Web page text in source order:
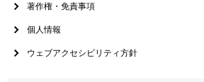
著作権・免責事項
個人情報
ウェブアクセシビリティ方針